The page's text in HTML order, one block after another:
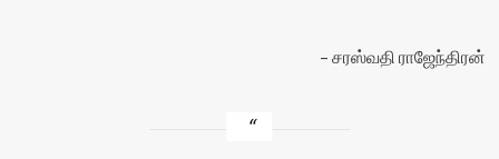
சரஸ்வதி ராஜேந்திரன்